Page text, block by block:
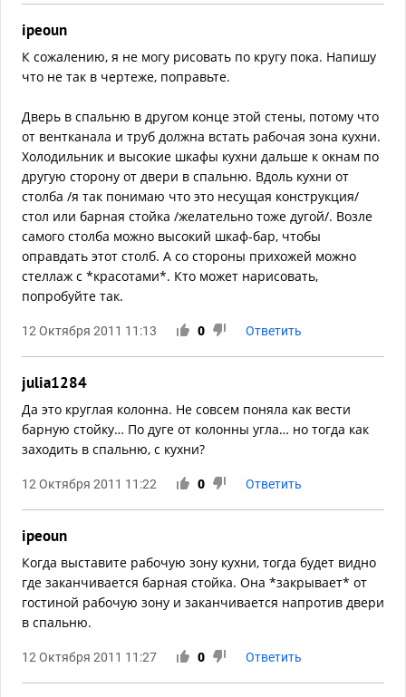
ipeoun
К сожалению, я не могу рисовать по кругу пока. Напишу
что не так в чертеже, поправьте.
Дверь в спальню в другом конце этой стены, потому что
от вентканала и труб должна встать рабочая зона кухни.
Холодильник и высокие шкафы кухни дальше к окнам по
другую сторону от двери в спальню. Вдоль кухни от
столба /я так понимаю что это несущая конструкция/
стол или барная стойка /желательно тоже дугой/. Возле
самого столба можно высокий шкаф-бар, чтобы
оправдать этот столб. А со стороны прихожей можно
стеллаж с *красотами*. Кто может нарисовать,
попробуйте так.
12 Октября 2011 11:13 0 Ответить
julia1284
Да это круглая колонна. Не совсем поняла как вести
барную стойку… По дуге от колонны угла… но тогда как
заходить в спальню, с кухни?
12 Октября 2011 11:22 0 Ответить
ipeoun
Когда выставите рабочую зону кухни, тогда будет видно
где заканчивается барная стойка. Она *закрывает* от
гостиной рабочую зону и заканчивается напротив двери
в спальню.
12 Октября 2011 11:27 0 Ответить